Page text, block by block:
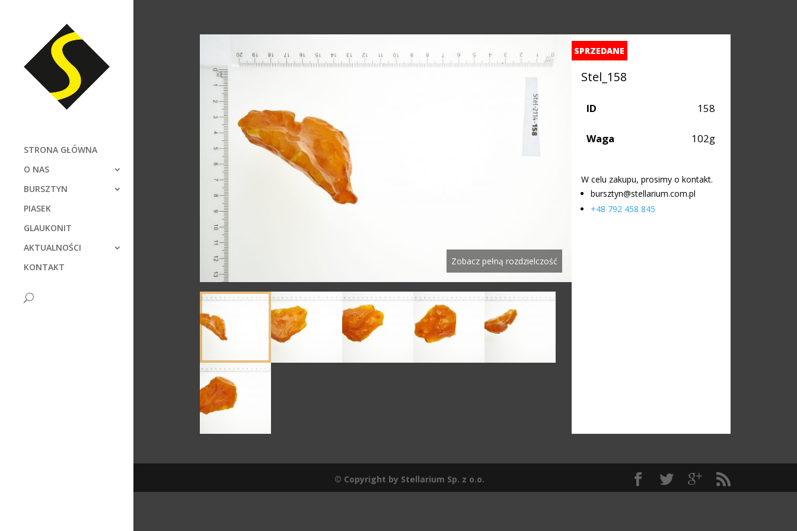
STRONA GŁÓWNA
O NAS
BURSZTYN
PIASEK
GLAUKONIT
AKTUALNOŚCI
KONTAKT
Zobacz pełną rozdzielczość
SPRZEDANE
Stel_158
ID 158
Waga 102g
W celu zakupu, prosimy o kontakt.
bursztyn@stellarium.com.pl
+48 792 458 845
© Copyright by Stellarium Sp. z o.o.